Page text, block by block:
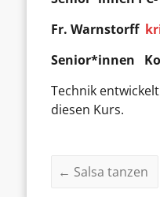
Fr.Warnstorff
Senior*innen
Technik
diesen Kurs.
← Salsa tanzen